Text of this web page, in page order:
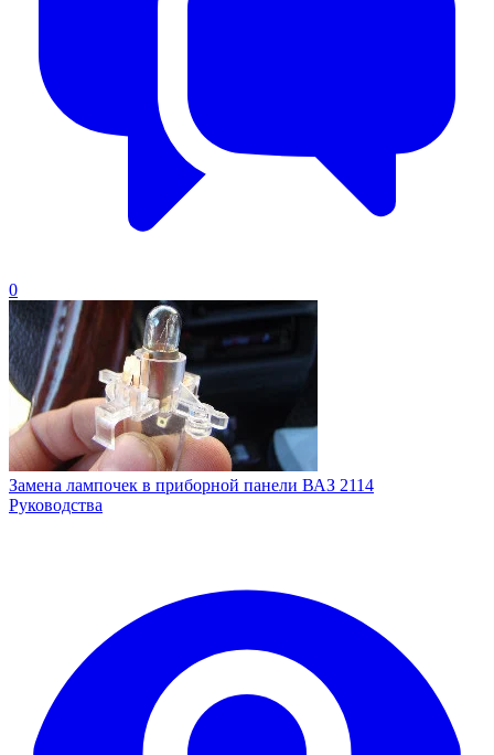
0
Замена лампочек в приборной панели ВАЗ 2114
Руководства